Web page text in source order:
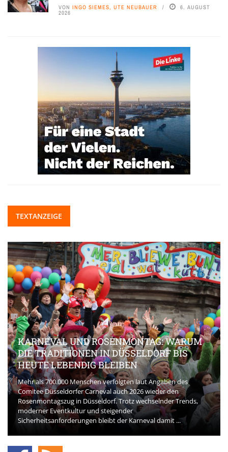
VON INGO SIEMES, UTE NEUBAUER 6. AUGUST
2026
TEXTANZEIGE
WARUM
BIS
laut Angaben des
2026 wieder den
Trotz wechselnder Trends,
der Karneval damit ...
BEAUTY-
AKTUELL PRÄGEN
Die Beauty-Branche entwickelt
spielt eine zentrale Rolle bei der
der Konsumentinnen und
Phasen der Kaufentscheidung